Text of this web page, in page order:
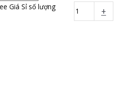
Giá Sỉ số lượng +